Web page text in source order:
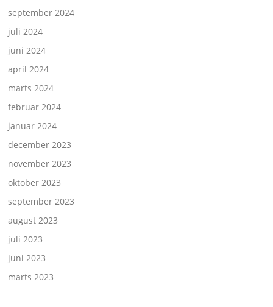
september 2024
juli 2024
juni 2024
april 2024
marts 2024
februar 2024
januar 2024
december 2023
november 2023
oktober 2023
september 2023
august 2023
juli 2023
juni 2023
marts 2023